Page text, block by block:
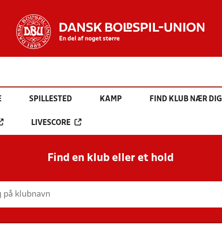
SPILLESTED KAMP FIND KLUB NÆR DIG
LIVESCORE
Find en klub eller et hold